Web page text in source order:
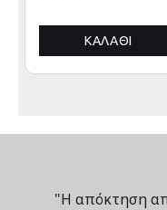
ΚΑΛΆΘΙ
"Η απόκτηση